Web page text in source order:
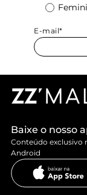
E-mail*
Baixe o nosso
Conteúdo exclusivo
Android